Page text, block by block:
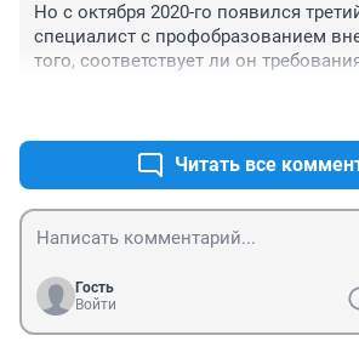
Но с октября 2020-го появился
специалист с профобразованием
того, соответствует ли он
запустил новую программу для
иностранных специалистов (PuMa),
балльная система. Одно из главных
трудоустройства – владение
оно лучше, тем больше баллов
Также определенное количество
начисляется в случае, если один из
родственников уже живет в Баден-
Читать все
Гость
Войти